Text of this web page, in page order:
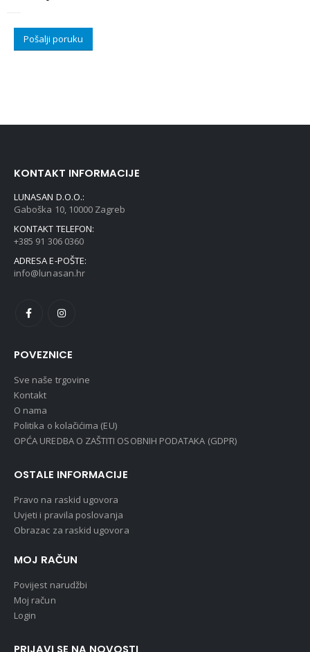
KONTAKT INFORMACIJE
LUNASAN D.O.O.:
Gaboška 10, 10000 Zagreb
KONTAKT TELEFON:
+385 91 306 0360
ADRESA E-POŠTE:
info@lunasan.hr
POVEZNICE
Sve naše trgovine
Kontakt
O nama
Politika o kolačićima (EU)
OPĆA UREDBA O ZAŠTITI OSOBNIH PODATAKA (GDPR)
OSTALE INFORMACIJE
Pravo na raskid ugovora
Uvjeti i pravila poslovanja
Obrazac za raskid ugovora
MOJ RAČUN
Povijest narudžbi
Moj račun
Login
PRIJAVI SE NA NOVOSTI